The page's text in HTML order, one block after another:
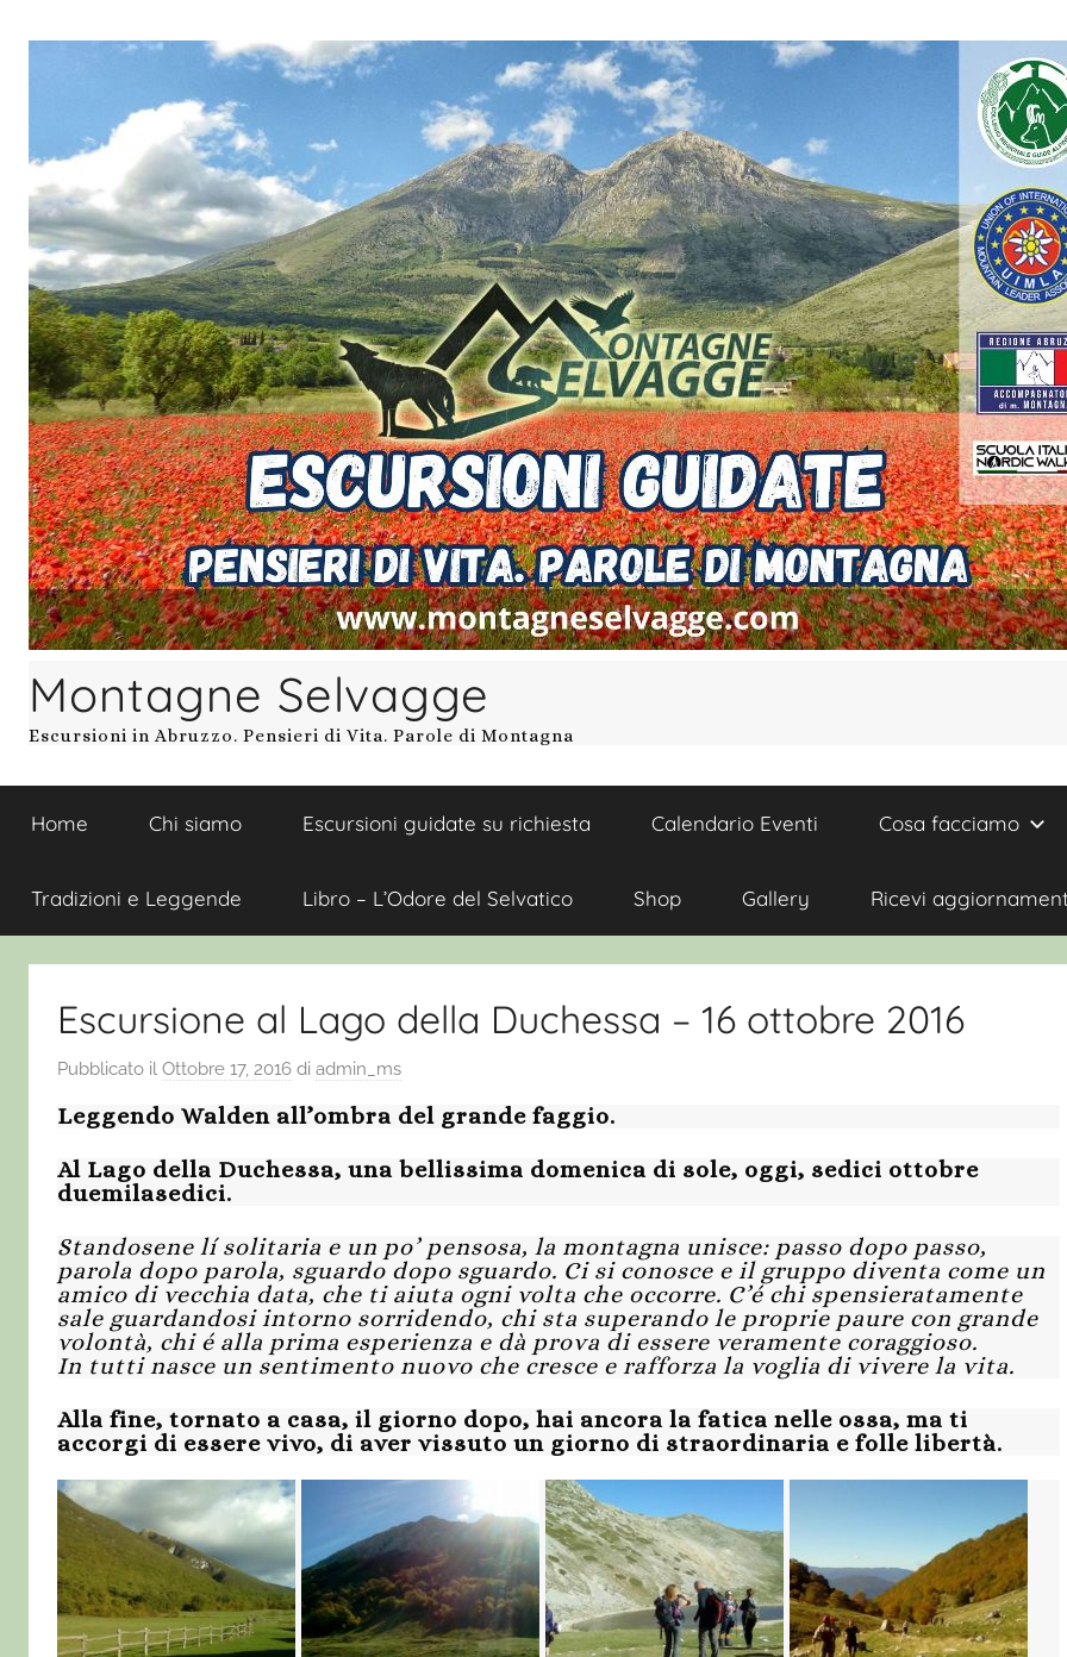
Montagne Selvagge
Escursioni in Abruzzo. Pensieri di Vita. Parole di Montagna
Home Chi siamo Escursioni guidate su richiesta Calendario Eventi Cosa facciamo
Tradizioni e Leggende Libro – L’Odore del Selvatico Shop Gallery Ricevi
Escursione al Lago della Duchessa – 16 ottobre 2016
Pubblicato il Ottobre 17, 2016 di admin_ms
Leggendo Walden all’ombra del grande faggio.
Al Lago della Duchessa, una bellissima domenica di sole, oggi, sedici ottobre
duemilasedici.
Standosene lí solitaria e un po’ pensosa, la montagna unisce: passo dopo passo,
parola dopo parola, sguardo dopo sguardo. Ci si conosce e il gruppo diventa come un
amico di vecchia data, che ti aiuta ogni volta che occorre. C’é chi spensieratamente
sale guardandosi intorno sorridendo, chi sta superando le proprie paure con grande
volontà, chi é alla prima esperienza e dà prova di essere veramente coraggioso.
In tutti nasce un sentimento nuovo che cresce e rafforza la voglia di vivere la vita.
Alla fine, tornato a casa, il giorno dopo, hai ancora la fatica nelle ossa, ma ti
accorgi di essere vivo, di aver vissuto un giorno di straordinaria e folle libertà.